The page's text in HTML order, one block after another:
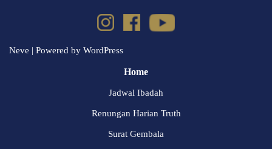
Neve | Powered by WordPress
Home
Jadwal Ibadah
Renungan Harian Truth
Surat Gembala